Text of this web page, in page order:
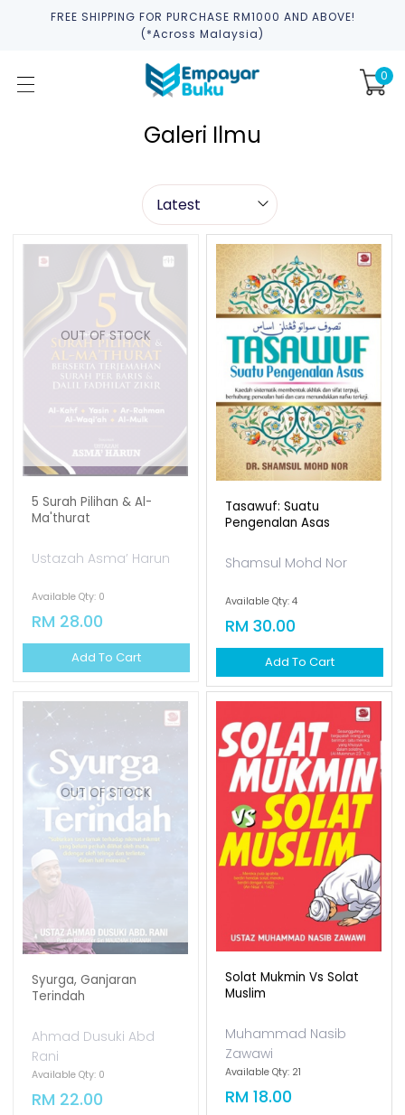
FREE SHIPPING FOR PURCHASE RM1000 AND ABOVE!
(*across Malaysia)
0
Galeri Ilmu
OUT OF STOCK
5 Surah Pilihan & Al-
Ma'thurat
Ustazah Asma’ Harun
Available Qty: 0
RM 28.00
Add To Cart
Tasawuf: Suatu
Pengenalan Asas
Shamsul Mohd Nor
Available Qty: 4
RM 30.00
Add To Cart
OUT OF STOCK
Syurga, Ganjaran
Terindah
Ahmad Dusuki Abd
Rani
Available Qty: 0
RM 22.00
Solat Mukmin Vs Solat
Muslim
Muhammad Nasib
Zawawi
Available Qty: 21
RM 18.00